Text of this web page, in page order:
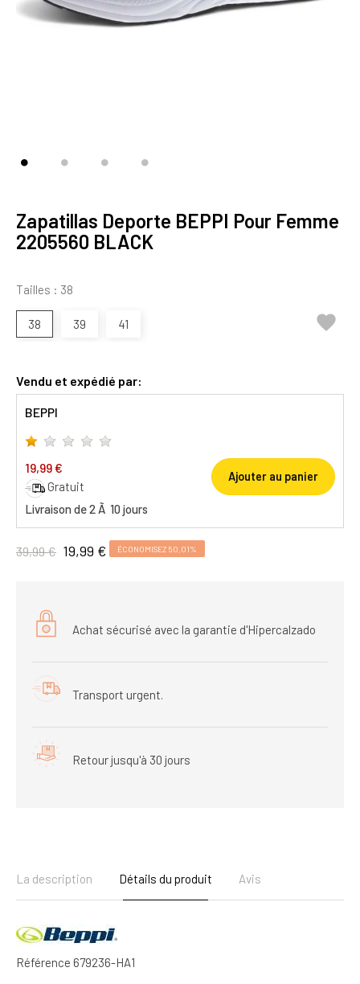
Zapatillas Deporte BEPPI Pour Femme
2205560 BLACK
Tailles : 38
38 39 41 
Vendu et expédié par:
BEPPI
19,99 €
Gratuit
Livraison de 2 Ã 10 jours
Ajouter au panier
39,99 € 19,99 € ÉCONOMISEZ 50,01%
Achat sécurisé avec la garantie d'Hipercalzado
Transport urgent.
Retour jusqu'à 30 jours
La description Détails du produit Avis
Référence 679236-HA1